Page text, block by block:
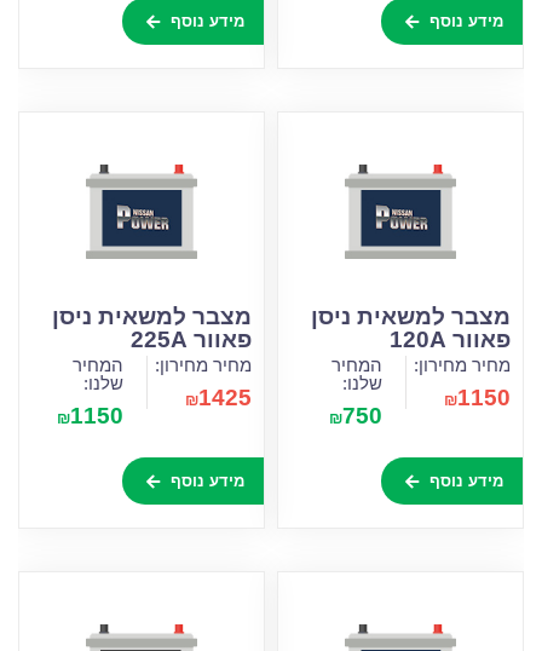
מידע נוסף מידע נוסף
מצבר למשאית ניסן
פאוור 120A
מחיר מחירון:
₪1150
המחיר
שלנו:
₪750
מידע נוסף
מצבר למשאית ניסן
פאוור 225A
מחיר מחירון:
₪1425
המחיר
שלנו:
₪1150
מידע נוסף